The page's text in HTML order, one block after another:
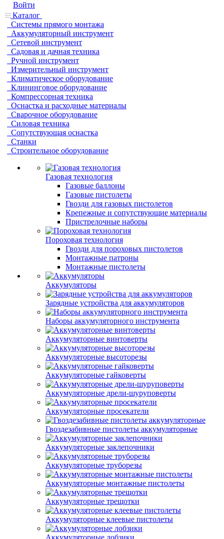
Войти
Каталог
Системы прямого монтажа
Аккумуляторный инструмент
Сетевой инструмент
Садовая и дачная техника
Ручной инструмент
Измерительный инструмент
Климатическое оборудование
Клининговое оборудование
Компрессорная техника
Оснастка и расходные материалы
Сварочное оборудование
Силовая техника
Сопутствующая оснастка
Станки
Строительное оборудование
Газовая технология
Газовые баллоны
Газовые пистолеты
Гвозди для газовых пистолетов
Крепежные и сопутствующие материалы
Пристрелочные наборы
Пороховая технология
Гвозди для пороховых пистолетов
Монтажные патроны
Монтажные пистолеты
Аккумуляторы
Зарядные устройства для аккумуляторов
Наборы аккумуляторного инструмента
Аккумуляторные винтоверты
Аккумуляторные высоторезы
Аккумуляторные гайковерты
Аккумуляторные дрели-шуруповерты
Аккумуляторные просекатели
Гвоздезабивные пистолеты аккумуляторные
Аккумуляторные заклепочники
Аккумуляторные труборезы
Аккумуляторные монтажные пистолеты
Аккумуляторные трещотки
Аккумуляторные клеевые пистолеты
Аккумуляторные лобзики